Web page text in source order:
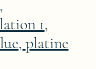
1,
platine